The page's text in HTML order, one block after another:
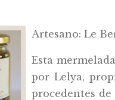
Artesano: Le
Esta
por Lelya,
procedentes